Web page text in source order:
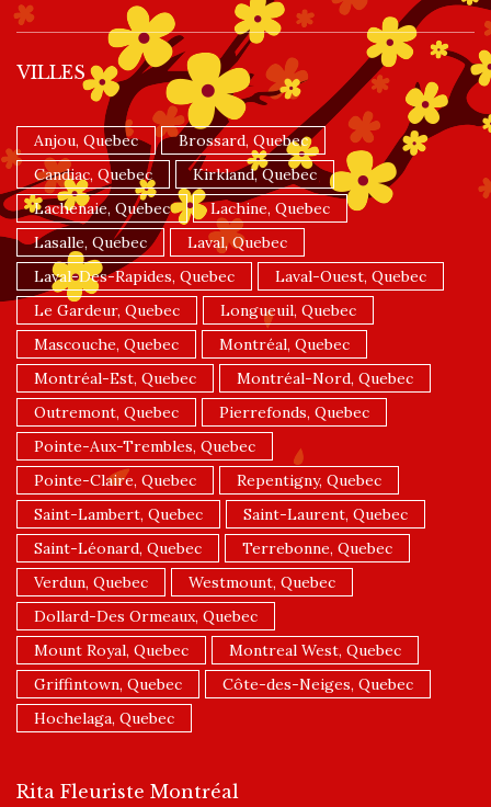
VILLES
Anjou, Quebec
Brossard, Quebec
Candiac, Quebec
Kirkland, Quebec
Lachenaie, Quebec
Lachine, Quebec
Lasalle, Quebec
Laval, Quebec
Laval-Des-Rapides, Quebec
Laval-Ouest, Quebec
Le Gardeur, Quebec
Longueuil, Quebec
Mascouche, Quebec
Montréal, Quebec
Montréal-Est, Quebec
Montréal-Nord, Quebec
Outremont, Quebec
Pierrefonds, Quebec
Pointe-Aux-Trembles, Quebec
Pointe-Claire, Quebec
Repentigny, Quebec
Saint-Lambert, Quebec
Saint-Laurent, Quebec
Saint-Léonard, Quebec
Terrebonne, Quebec
Verdun, Quebec
Westmount, Quebec
Dollard-Des Ormeaux, Quebec
Mount Royal, Quebec
Montreal West, Quebec
Griffintown, Quebec
Côte-des-Neiges, Quebec
Hochelaga, Quebec
Rita Fleuriste Montréal